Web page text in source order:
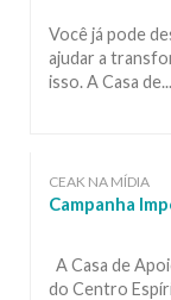
Você já pode
ajudar a
isso. A Casa de...
CEAK NA MÍDIA
Campanha
A Casa de
do Centro